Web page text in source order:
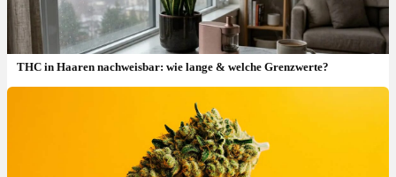
THC in Haaren nachweisbar: wie lange & welche Grenzwerte?